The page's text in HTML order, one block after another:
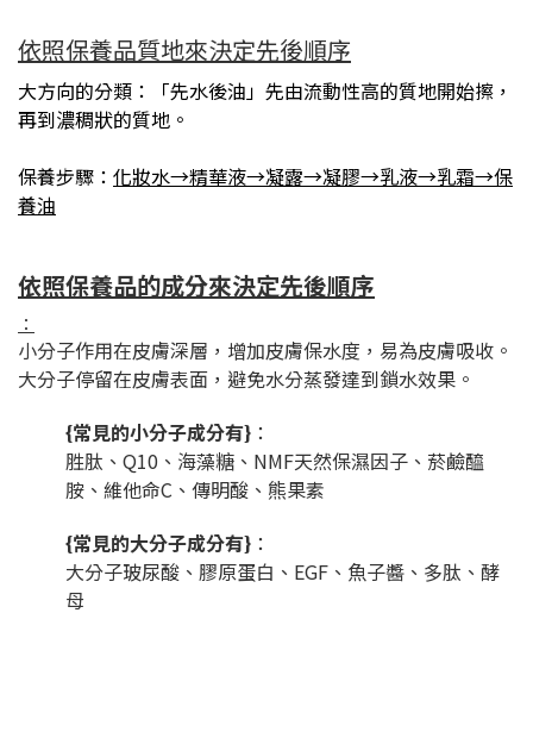
依照保養品質地來決定先後順序
大方向的分類：「先水後油」先由流動性高的質地開始擦，
再到濃稠狀的質地。
保養步驟： 化妝水→精華液→凝露→凝膠→乳液→乳霜→保
養油
依照保養品的成分來決定先後順序
：
小分子作用在皮膚深層，增加皮膚保水度，易為皮膚吸收。
大分子停留在皮膚表面，避免水分蒸發達到鎖水效果。
{常見的小分子成分有} ：
胜肽、Q10、海藻糖、NMF天然保濕因子、菸鹼醯
胺、維他命C、傳明酸、熊果素
{常見的大分子成分有} ：
大分子玻尿酸、膠原蛋白、EGF、魚子醬、多肽、酵
母